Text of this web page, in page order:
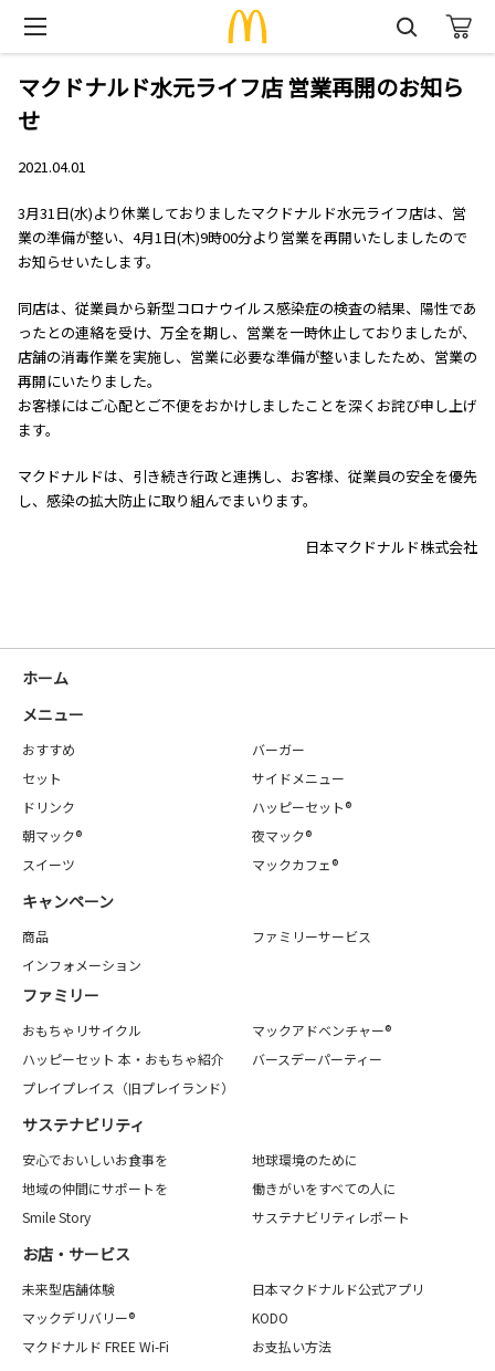
マクドナルド水元ライフ店 営業再開のお知ら
せ
2021.04.01
3月31日(水)より休業しておりましたマクドナルド水元ライフ店は、営
業の準備が整い、4月1日(木)9時00分より営業を再開いたしましたので
お知らせいたします。
同店は、従業員から新型コロナウイルス感染症の検査の結果、陽性であ
ったとの連絡を受け、万全を期し、営業を一時休止しておりましたが、
店舗の消毒作業を実施し、営業に必要な準備が整いましたため、営業の
再開にいたりました。
お客様にはご心配とご不便をおかけしましたことを深くお詫び申し上げ
ます。
マクドナルドは、引き続き行政と連携し、お客様、従業員の安全を優先
し、感染の拡大防止に取り組んでまいります。
日本マクドナルド株式会社
ホーム
メニュー
おすすめ
バーガー
セット
サイドメニュー
ドリンク
ハッピーセット®
朝マック®
夜マック®
スイーツ
マックカフェ®
キャンペーン
商品
ファミリーサービス
インフォメーション
ファミリー
おもちゃリサイクル
マックアドベンチャー®
ハッピーセット 本・おもちゃ紹介
バースデーパーティー
プレイプレイス（旧プレイランド）
サステナビリティ
安心でおいしいお食事を
地球環境のために
地域の仲間にサポートを
働きがいをすべての人に
Smile Story
サステナビリティレポート
お店・サービス
未来型店舗体験
日本マクドナルド公式アプリ
マックデリバリー®
KODO
マクドナルド FREE Wi-Fi
お支払い方法